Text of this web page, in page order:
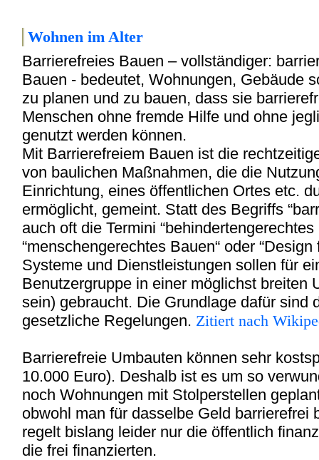
Wohnen im Alter
Barrierefreies Bauen – vollständiger:
Bauen - bedeutet, Wohnungen, Gebäude
zu planen und zu bauen, dass sie
Menschen ohne fremde Hilfe und ohne
genutzt werden können.
Mit Barrierefreiem Bauen ist die
von baulichen Maßnahmen, die die
Einrichtung, eines öffentlichen Ortes etc.
ermöglicht, gemeint. Statt des Begriffs
auch oft die Termini “behindertengerechtes
“menschengerechtes Bauen“ oder
Systeme und Dienstleistungen sollen für
Benutzergruppe in einer möglichst breiten
sein) gebraucht. Die Grundlage dafür sind
gesetzliche Regelungen. Zitiert nach
Barrierefreie Umbauten können sehr
10.000 Euro). Deshalb ist es um so
noch Wohnungen mit Stolperstellen
obwohl man für dasselbe Geld barrierefrei
regelt bislang leider nur die öffentlich
die frei finanzierten.